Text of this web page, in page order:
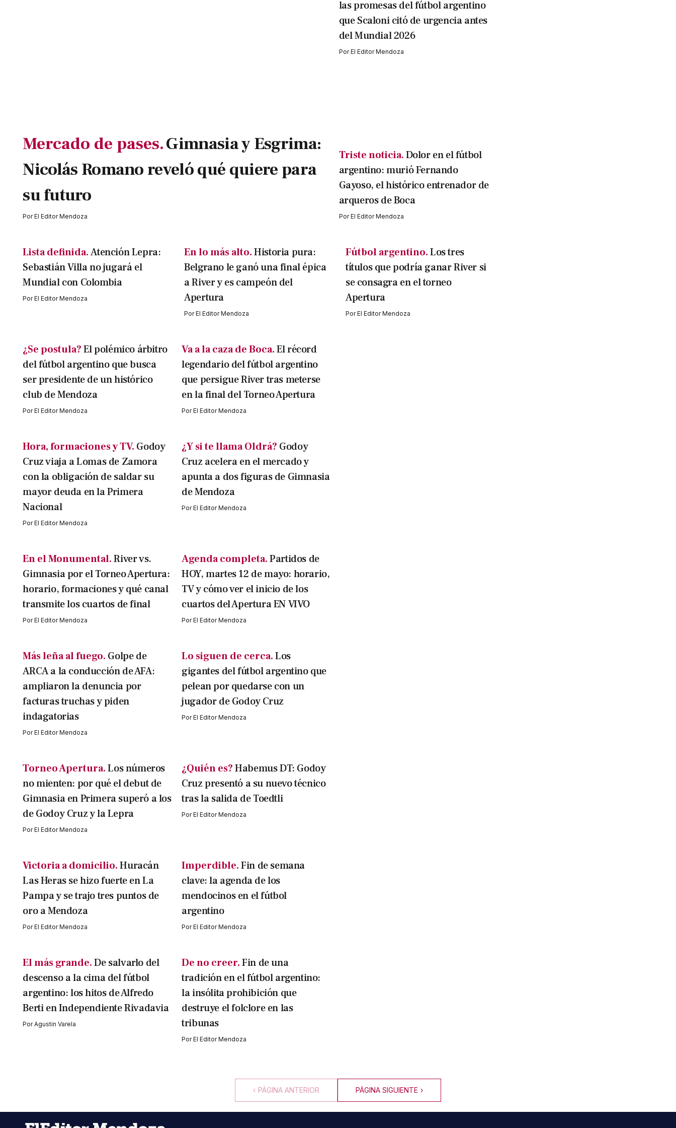
Mercado de pases.Gimnasia y Esgrima:
Nicolás Romano reveló qué quiere para
su futuro
PorEl Editor Mendoza
las promesas del fútbol argentino
que Scaloni citó de urgencia antes
del Mundial 2026
PorEl Editor Mendoza
Triste noticia.Dolor en el fútbol
argentino: murió Fernando
Gayoso, el histórico entrenador de
arqueros de Boca
PorEl Editor Mendoza
Lista definida. Atención Lepra:
Sebastián Villa no jugará el
Mundial con Colombia
PorEl Editor Mendoza
En lo más alto.Historia pura:
Belgrano le ganó una final épica
a River y es campeón del
Apertura
PorEl Editor Mendoza
Fútbol argentino.Los tres
títulos que podría ganar River si
se consagra en el torneo
Apertura
PorEl Editor Mendoza
¿Se postula? El polémico árbitro
del fútbol argentino que busca
ser presidente de un histórico
club de Mendoza
PorEl Editor Mendoza
Va a la caza de Boca.El récord
legendario del fútbol argentino
que persigue River tras meterse
en la final del Torneo Apertura
PorEl Editor Mendoza
Hora, formaciones y TV. Godoy
Cruz viaja a Lomas de Zamora
con la obligación de saldar su
mayor deuda en la Primera
Nacional
PorEl Editor Mendoza
¿Y si te llama Oldrá? Godoy
Cruz acelera en el mercado y
apunta a dos figuras de Gimnasia
de Mendoza
PorEl Editor Mendoza
En el Monumental. River vs.
Gimnasia por el Torneo Apertura:
horario, formaciones y qué canal
transmite los cuartos de final
PorEl Editor Mendoza
Agenda completa.Partidos de
HOY, martes 12 de mayo: horario,
TV y cómo ver el inicio de los
cuartos del Apertura EN VIVO
PorEl Editor Mendoza
Más leña al fuego. Golpe de
ARCA a la conducción de AFA:
ampliaron la denuncia por
facturas truchas y piden
indagatorias
PorEl Editor Mendoza
Lo siguen de cerca.Los
gigantes del fútbol argentino que
pelean por quedarse con un
jugador de Godoy Cruz
PorEl Editor Mendoza
Torneo Apertura. Los números
no mienten: por qué el debut de
Gimnasia en Primera superó a los
de Godoy Cruz y la Lepra
PorEl Editor Mendoza
¿Quién es?Habemus DT: Godoy
Cruz presentó a su nuevo técnico
tras la salida de Toedtli
PorEl Editor Mendoza
Victoria a domicilio. Huracán
Las Heras se hizo fuerte en La
Pampa y se trajo tres puntos de
oro a Mendoza
PorEl Editor Mendoza
Imperdible.Fin de semana
clave: la agenda de los
mendocinos en el fútbol
argentino
PorEl Editor Mendoza
El más grande. De salvarlo del
descenso a la cima del fútbol
argentino: los hitos de Alfredo
Berti en Independiente Rivadavia
PorAgustin Varela
De no creer.Fin de una
tradición en el fútbol argentino:
la insólita prohibición que
destruye el folclore en las
tribunas
PorEl Editor Mendoza
‹ PÁGINA ANTERIOR PÁGINA SIGUIENTE ›